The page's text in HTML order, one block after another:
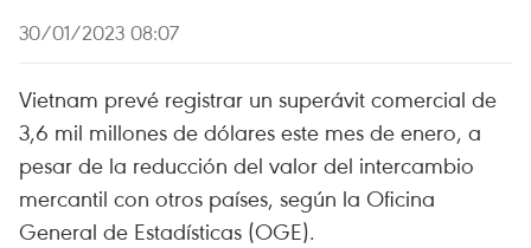
30/01/2023 08:07
Vietnam prevé registrar un superávit comercial de
3,6 mil millones de dólares este mes de enero, a
pesar de la reducción del valor del intercambio
mercantil con otros países, según la Oficina
General de Estadísticas (OGE).